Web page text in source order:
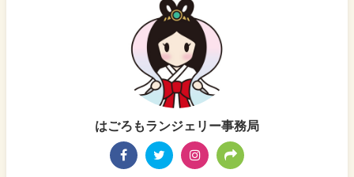
はごろもランジェリー事務局